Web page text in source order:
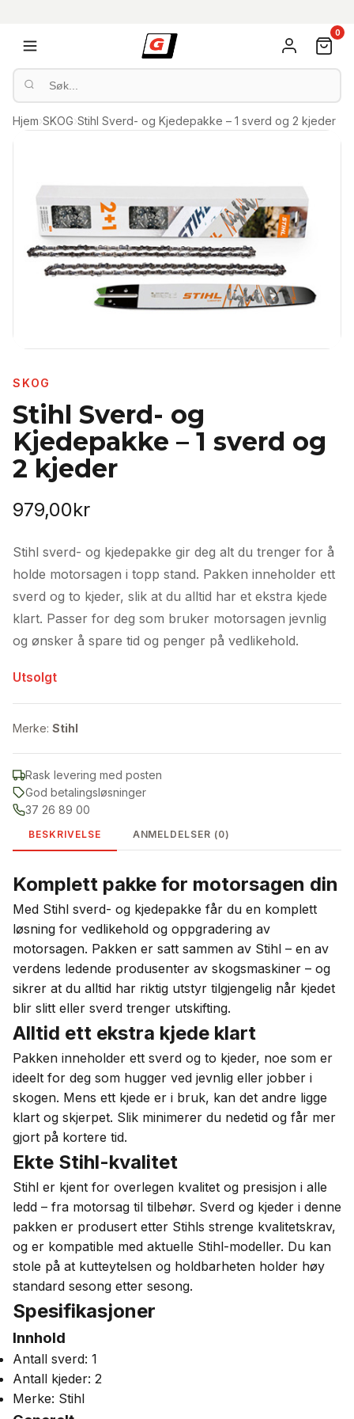
0
Hjem›SKOG›Stihl Sverd- og Kjedepakke – 1 sverd og 2 kjeder
SKOG
Stihl Sverd- og
Kjedepakke – 1 sverd og
2 kjeder
979,00kr
Stihl sverd- og kjedepakke gir deg alt du trenger for å
holde motorsagen i topp stand. Pakken inneholder ett
sverd og to kjeder, slik at du alltid har et ekstra kjede
klart. Passer for deg som bruker motorsagen jevnlig
og ønsker å spare tid og penger på vedlikehold.
Utsolgt
Merke: Stihl
Rask levering med posten
God betalingsløsninger
37 26 89 00
BESKRIVELSE ANMELDELSER (0)
Komplett pakke for motorsagen din
Med Stihl sverd- og kjedepakke får du en komplett
løsning for vedlikehold og oppgradering av
motorsagen. Pakken er satt sammen av Stihl – en av
verdens ledende produsenter av skogsmaskiner – og
sikrer at du alltid har riktig utstyr tilgjengelig når kjedet
blir slitt eller sverd trenger utskifting.
Alltid ett ekstra kjede klart
Pakken inneholder ett sverd og to kjeder, noe som er
ideelt for deg som hugger ved jevnlig eller jobber i
skogen. Mens ett kjede er i bruk, kan det andre ligge
klart og skjerpet. Slik minimerer du nedetid og får mer
gjort på kortere tid.
Ekte Stihl-kvalitet
Stihl er kjent for overlegen kvalitet og presisjon i alle
ledd – fra motorsag til tilbehør. Sverd og kjeder i denne
pakken er produsert etter Stihls strenge kvalitetskrav,
og er kompatible med aktuelle Stihl-modeller. Du kan
stole på at kutteytelsen og holdbarheten holder høy
standard sesong etter sesong.
Spesifikasjoner
Innhold
Antall sverd: 1
Antall kjeder: 2
Merke: Stihl